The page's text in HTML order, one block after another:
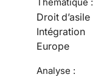
Droit d’asile
Intégration
Europe
Analyse :